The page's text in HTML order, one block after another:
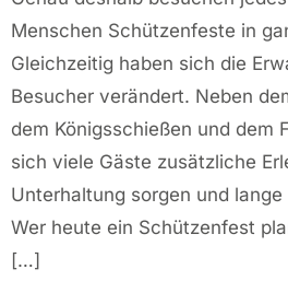
Menschen Schützenfeste in
Gleichzeitig haben sich die
Besucher verändert. Neben
dem Königsschießen und dem
sich viele Gäste zusätzliche
Unterhaltung sorgen und
Wer heute ein Schützenfest
[…]